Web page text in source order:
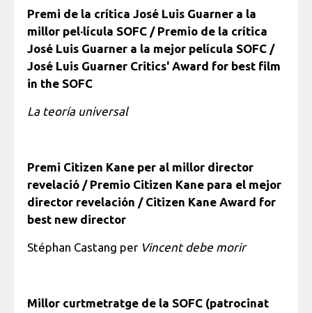
Premi de la crítica José Luis Guarner a la
millor pel·lícula SOFC / Premio de la crítica
José Luis Guarner a la mejor película SOFC /
José Luis Guarner Critics' Award for best film
in the SOFC
La teoría universal
Premi Citizen Kane per al millor director
revelació / Premio Citizen Kane para el mejor
director revelación / Citizen Kane Award for
best new director
Stéphan Castang per Vincent debe morir
Millor curtmetratge de la SOFC (patrocinat